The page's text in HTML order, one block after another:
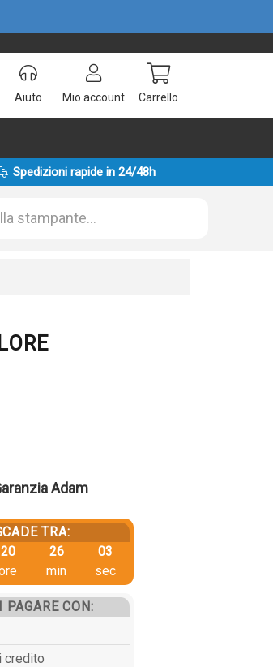
Aiuto Mio account Carrello
Spedizioni rapide in 24/48h
Adam
TRA:
20
26
min
02
sec
PAGARE CON:
credito